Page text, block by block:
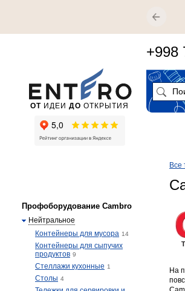
Все
На
Профоборудование Cambro
Нейтральное
Контейнеры для мусора 14
Контейнеры для сыпучих
продуктов 9
Стеллажи кухонные 1
Столы 4
ОТ ИДЕИ ДО ОТКРЫТИЯ
+998